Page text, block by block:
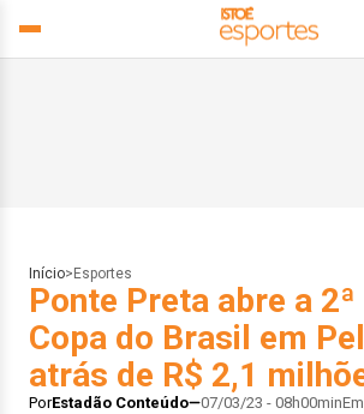
Início> Esportes
Ponte Preta abre a
Copa do Brasil em
atrás de R$ 2,1
PorEstadão Conteúdo 07/03/23 - 08h00minEm